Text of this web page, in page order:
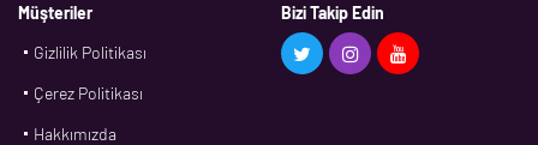
BMS
CDF
Müşteriler
Gizlilik Politikası
Çerez Politikası
Hakkımızda
Bizi Takip Edin